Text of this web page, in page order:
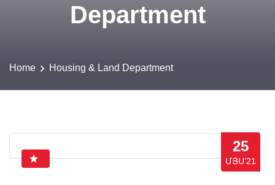
Department
Home Housing & Land Department
25
ՄՅՍ’21